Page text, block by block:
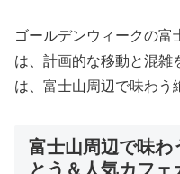
ゴールデンウィークの富
は、計画的な移動と混雑
は、富士山周辺で味わう
富士山周辺で味わ
とう＆人気カフェ